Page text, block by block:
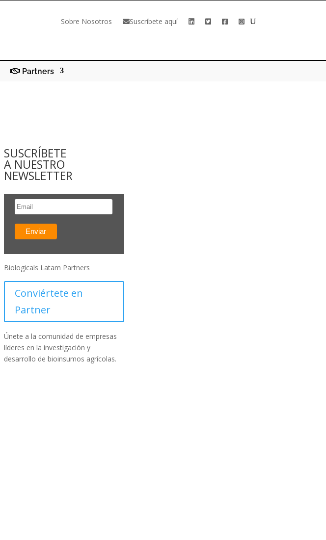
Sobre Nosotros Suscríbete aquí
Partners
SUSCRÍBETE
A NUESTRO
NEWSLETTER
Biologicals Latam Partners
Conviértete en
Partner
Únete a la comunidad de empresas
líderes en la investigación y
desarrollo de bioinsumos agrícolas.